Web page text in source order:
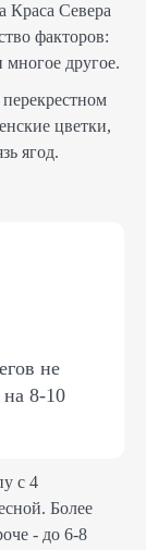
Краса Севера
факторов:
другое.
цветки,
ягод.
не
на 8-10
с 4
Более
- до 6-8